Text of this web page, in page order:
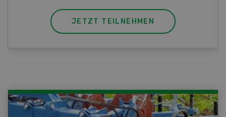
JETZT TEILNEHMEN